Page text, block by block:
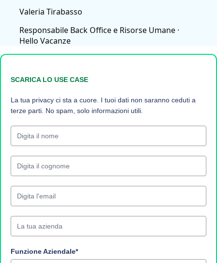
Valeria Tirabasso
Responsabile Back Office e Risorse Umane ·
Hello Vacanze
SCARICA LO USE CASE
La tua privacy ci sta a cuore. I tuoi dati non saranno ceduti a
terze parti. No spam, solo informazioni utili.
Funzione Aziendale*